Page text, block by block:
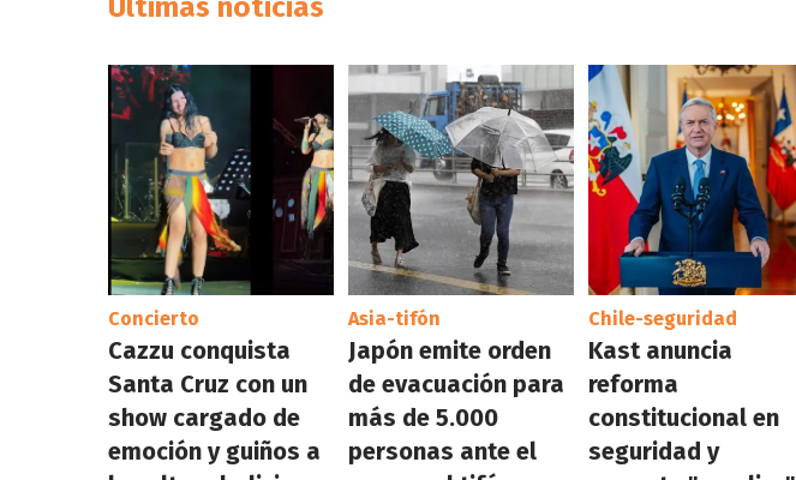
Últimas noticias
Concierto
Cazzu conquista
Santa Cruz con un
show cargado de
emoción y guiños a
Asia-tifón
Japón emite orden
de evacuación para
más de 5.000
personas ante el
Chile-seguridad
Kast anuncia
reforma
constitucional en
seguridad y